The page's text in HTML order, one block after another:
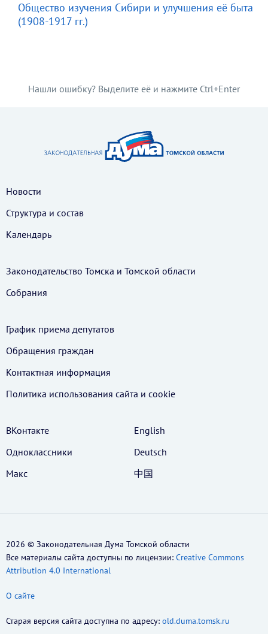
Общество изучения Сибири и улучшения её быта
(1908-1917 гг.)
Нашли ошибку? Выделите её и нажмите Ctrl+Enter
Новости
Структура и состав
Календарь
Законодательство Томска и Томской области
Собрания
График приема депутатов
Обращения граждан
Контактная информация
Политика использования cайта и cookie
ВКонтакте
Одноклассники
Макс
English
Deutsch
中国
2026 © Законодательная Дума Томской области
Все материалы сайта доступны по лицензии: Creative Commons
Attribution 4.0 International
О сайте
Старая версия сайта доступна по адресу: old.duma.tomsk.ru